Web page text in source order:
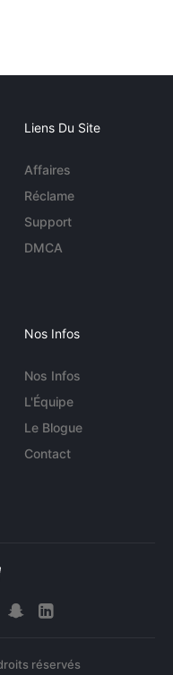
Liens Du Site
Affaires
Réclame
Support
DMCA
Nos Infos
Nos Infos
L'Équipe
Le Blogue
Contact
réservés